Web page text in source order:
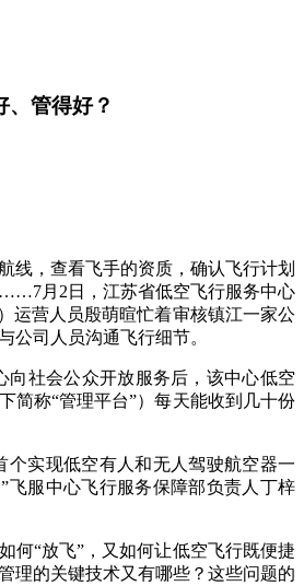
、管得好？
，查看飞手的资质，确认飞行计划
月2日，江苏省低空飞行服务中心
运营人员殷萌暄忙着审核镇江一家公
公司人员沟通飞行细节。
社会公众开放服务后，该中心低空
简称“管理平台”）每天能收到几十份
实现低空有人和无人驾驶航空器一
飞服中心飞行服务保障部负责人丁梓
“放飞”，又如何让低空飞行既便捷
理的关键技术又有哪些？这些问题的